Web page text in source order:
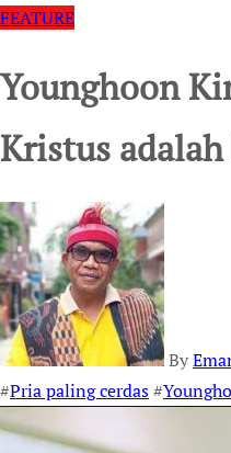
FEATURE
Younghoon
Kristus
By
#Pria paling cerdas#